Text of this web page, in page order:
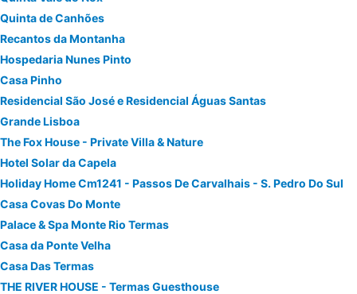
Quinta de Canhões
Recantos da Montanha
Hospedaria Nunes Pinto
Casa Pinho
Residencial São José e Residencial Águas Santas
Grande Lisboa
The Fox House - Private Villa & Nature
Hotel Solar da Capela
Holiday Home Cm1241 - Passos De Carvalhais - S. Pedro Do Sul
Casa Covas Do Monte
Palace & Spa Monte Rio Termas
Casa da Ponte Velha
Casa Das Termas
THE RIVER HOUSE - Termas Guesthouse